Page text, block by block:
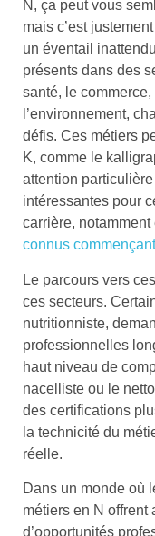
N, ça peut vous
mais c’est
un éventail
présents dans des
santé, le
l’environnement,
défis. Ces métiers
K, comme le
attention
intéressantes pour
carrière,
connus
Le parcours vers
ces secteurs.
nutritionniste,
professionnelles
haut niveau de
nacelliste ou le
des certifications
la technicité du
réelle.
Dans un monde où
métiers en N offrent
d’opportunités